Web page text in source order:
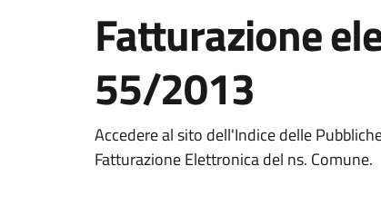
Fatturazione
55/2013
Accedere al sito dell'Indice delle
Fatturazione Elettronica del ns. Comune.